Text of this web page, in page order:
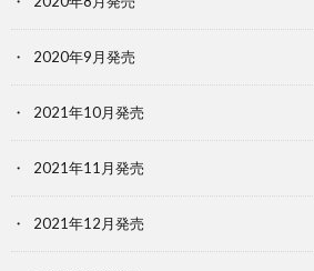
2020年9月発売
2021年10月発売
2021年11月発売
2021年12月発売